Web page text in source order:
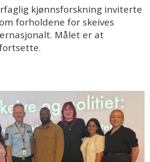
kjønnsforskning inviterte
forholdene for skeives
Målet er at